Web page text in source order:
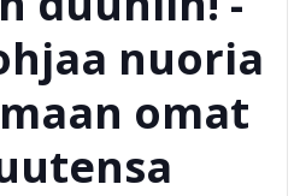
nuoria
omat